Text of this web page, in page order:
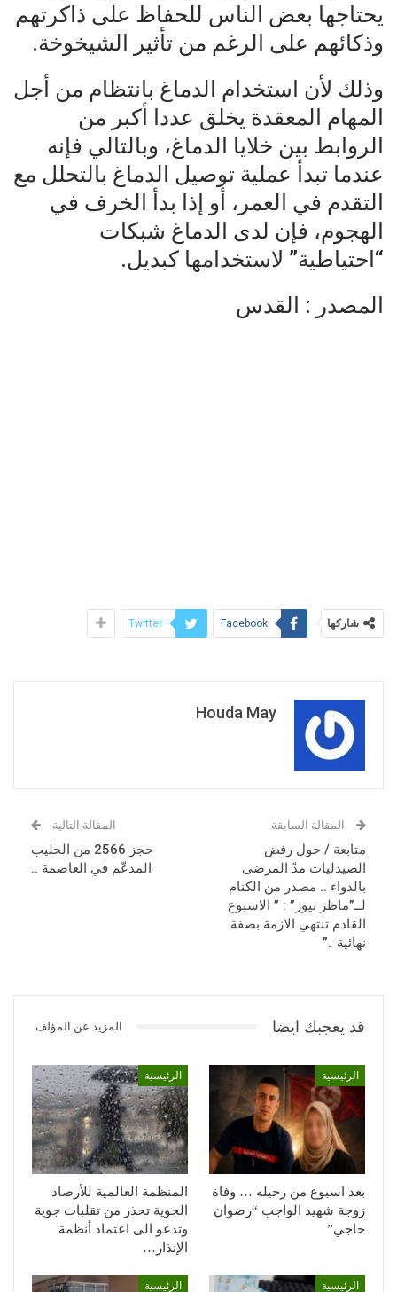
يحتاجها بعض الناس للحفاظ على ذاكرتهم
وذكائهم على الرغم من تأثير الشيخوخة.
وذلك لأن استخدام الدماغ بانتظام من أجل
المهام المعقدة يخلق عددا أكبر من
الروابط بين خلايا الدماغ، وبالتالي فإنه
عندما تبدأ عملية توصيل الدماغ بالتحلل مع
التقدم في العمر، أو إذا بدأ الخرف في
الهجوم، فإن لدى الدماغ شبكات
“احتياطية” لاستخدامها كبديل.
المصدر : القدس
شاركها Facebook
Twitter
Houda May
المقالة السابقة
متابعة / حول رفض
الصيدليات مدّ المرضى
بالدواء .. مصدر من الكنام
لــ”ماطر نيوز” : ” الاسبوع
القادم تنتهي الازمة بصفة
نهائية ..”
المقالة التالية
حجز 2566 من الحليب
المدعّم في العاصمة ..
قد يعجبك ايضا المزيد عن المؤلف
الرئيسية
بعد اسبوع من رحيله … وفاة
زوجة شهيد الواجب “رضوان
حاجي”
الرئيسية
المنظمة العالمية للأرصاد
الجوية تحذر من تقلبات جوية
وتدعو الى اعتماد أنظمة
الإنذار…
الرئيسية الرئيسية